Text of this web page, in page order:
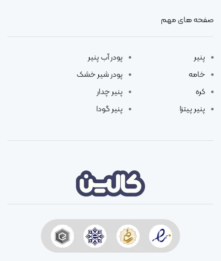
صفحه های مهم
پنیر
خامه
کره
پنیر پیتزا
پودر آب پنیر
پودر شیر خشک
پنیر چدار
پنیر گودا